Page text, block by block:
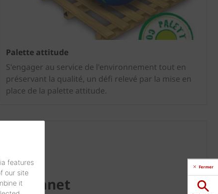
features
our site
it
Palette attitude
S'engager au service de l'environnement tout en
préservant la qualité, un défi relevé par la mise en
place de la palette attitude.
extranet
Fermer